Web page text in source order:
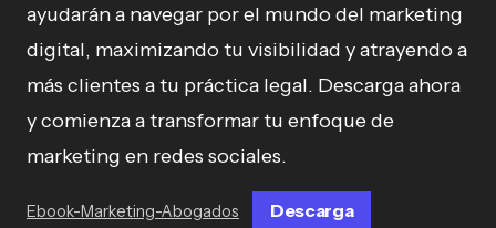
ayudarán a navegar por el mundo del marketing
digital, maximizando tu visibilidad y atrayendo a
más clientes a tu práctica legal. Descarga ahora
y comienza a transformar tu enfoque de
marketing en redes sociales.
Ebook-Marketing-Abogados Descarga